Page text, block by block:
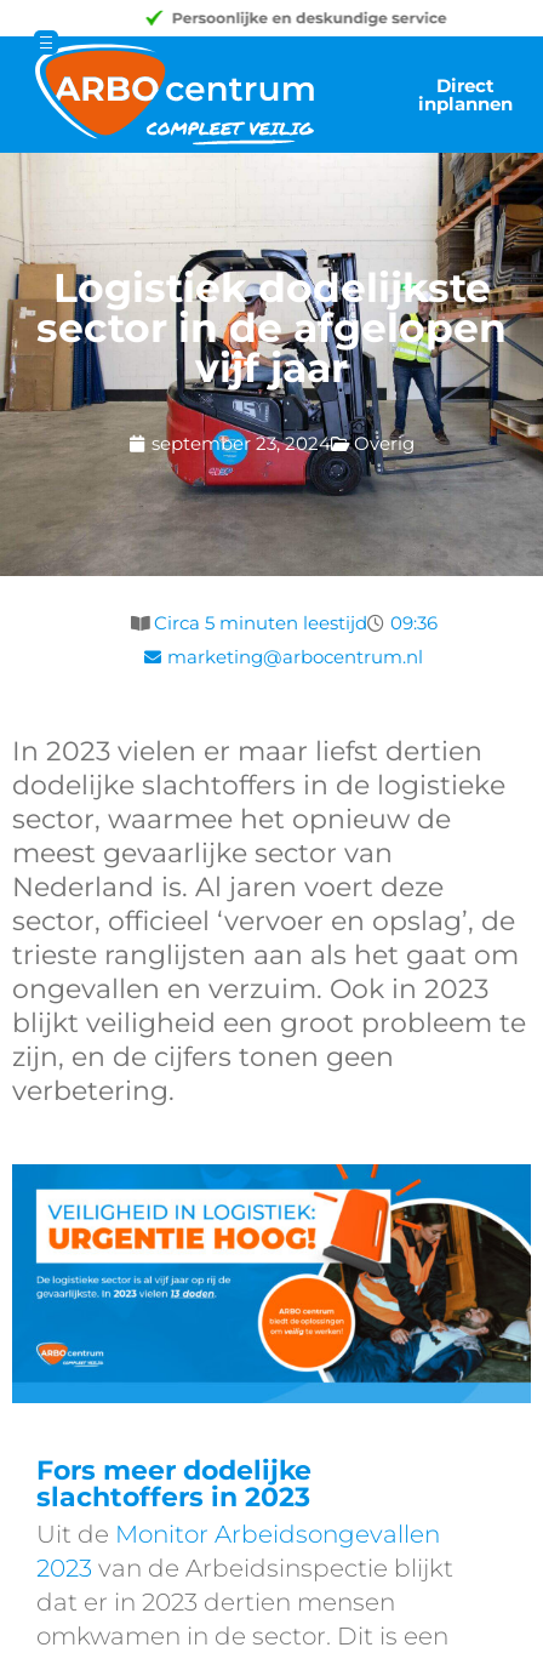
Direct
inplannen
Logistiek dodelijkste
sector in de afgelopen
vijf jaar
september 23, 2024 Overig
Circa 5 minuten leestijd
09:36
marketing@arbocentrum.nl
In 2023 vielen er maar liefst dertien
dodelijke slachtoffers in de logistieke
sector, waarmee het opnieuw de
meest gevaarlijke sector van
Nederland is. Al jaren voert deze
sector, officieel ‘vervoer en opslag’, de
trieste ranglijsten aan als het gaat om
ongevallen en verzuim. Ook in 2023
blijkt veiligheid een groot probleem te
zijn, en de cijfers tonen geen
verbetering.
Fors meer dodelijke
slachtoffers in 2023
Uit de Monitor Arbeidsongevallen
2023 van de Arbeidsinspectie blijkt
dat er in 2023 dertien mensen
omkwamen in de sector. Dit is een